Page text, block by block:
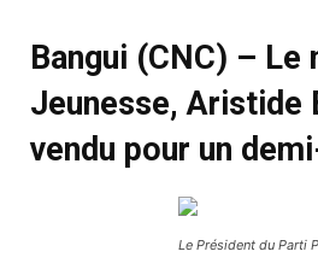
Bangui (CNC) –
Jeunesse, Aristide
vendu pour un
Le Président du Parti